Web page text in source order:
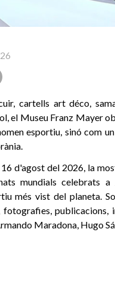
cartells art déco,
el Museu Franz Mayer
esportiu, sinó com
d'agost del 2026, la
mundials celebrats
més vist del planeta.
fotografies,
Maradona, Hugo